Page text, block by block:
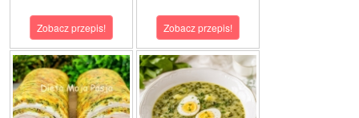
Zobacz przepis! Zobacz przepis!